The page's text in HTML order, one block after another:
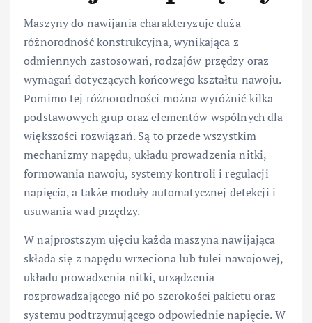
Maszyny do nawijania charakteryzuje duża
różnorodność konstrukcyjna, wynikająca z
odmiennych zastosowań, rodzajów przędzy oraz
wymagań dotyczących końcowego kształtu nawoju.
Pomimo tej różnorodności można wyróżnić kilka
podstawowych grup oraz elementów wspólnych dla
większości rozwiązań. Są to przede wszystkim
mechanizmy napędu, układu prowadzenia nitki,
formowania nawoju, systemy kontroli i regulacji
napięcia, a także moduły automatycznej detekcji i
usuwania wad przędzy.
W najprostszym ujęciu każda maszyna nawijająca
składa się z napędu wrzeciona lub tulei nawojowej,
układu prowadzenia nitki, urządzenia
rozprowadzającego nić po szerokości pakietu oraz
systemu podtrzymującego odpowiednie napięcie. W